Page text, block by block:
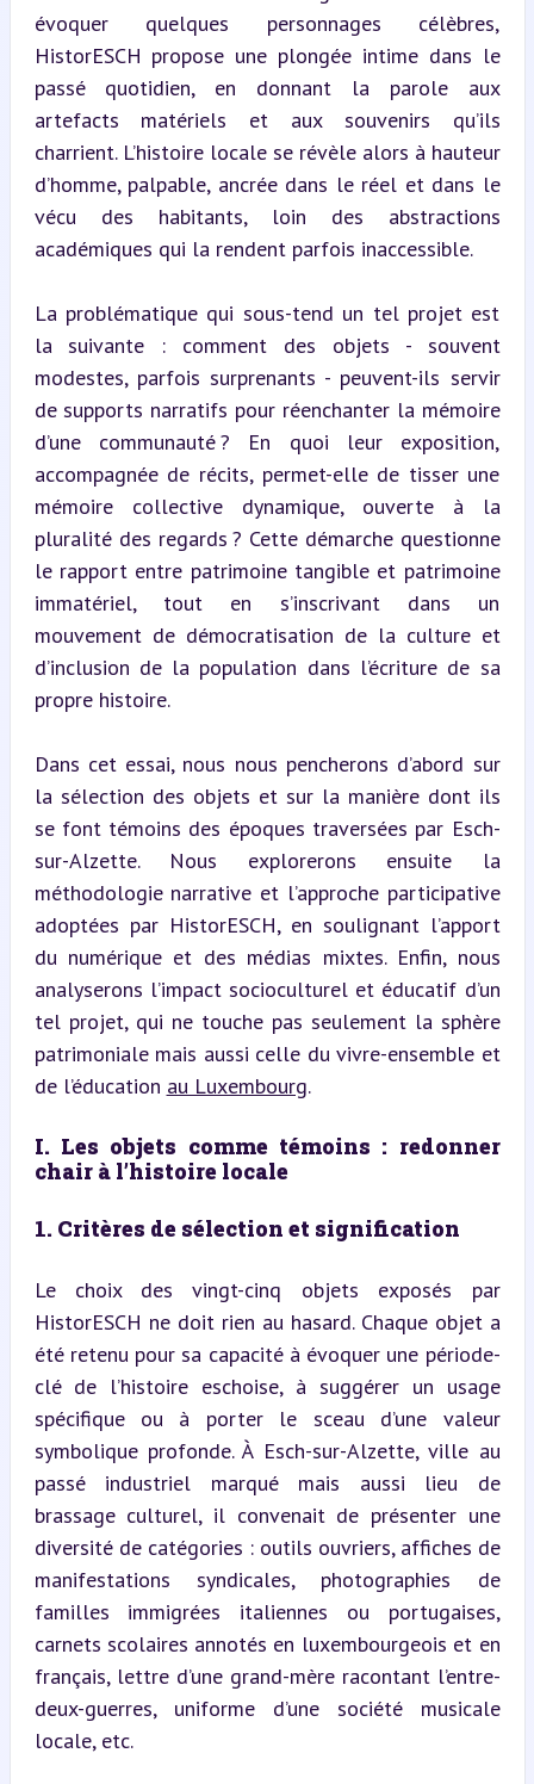
évoquer quelques personnages célèbres,
HistorESCH propose une plongée intime dans le
passé quotidien, en donnant la parole aux
artefacts matériels et aux souvenirs qu’ils
charrient. L’histoire locale se révèle alors à hauteur
d’homme, palpable, ancrée dans le réel et dans le
vécu des habitants, loin des abstractions
académiques qui la rendent parfois inaccessible.
La problématique qui sous-tend un tel projet est
la suivante : comment des objets - souvent
modestes, parfois surprenants - peuvent-ils servir
de supports narratifs pour réenchanter la mémoire
d’une communauté ? En quoi leur exposition,
accompagnée de récits, permet-elle de tisser une
mémoire collective dynamique, ouverte à la
pluralité des regards ? Cette démarche questionne
le rapport entre patrimoine tangible et patrimoine
immatériel, tout en s’inscrivant dans un
mouvement de démocratisation de la culture et
d’inclusion de la population dans l’écriture de sa
propre histoire.
Dans cet essai, nous nous pencherons d’abord sur
la sélection des objets et sur la manière dont ils
se font témoins des époques traversées par Esch-
sur-Alzette. Nous explorerons ensuite la
méthodologie narrative et l’approche participative
adoptées par HistorESCH, en soulignant l’apport
du numérique et des médias mixtes. Enfin, nous
analyserons l’impact socioculturel et éducatif d’un
tel projet, qui ne touche pas seulement la sphère
patrimoniale mais aussi celle du vivre-ensemble et
de l’éducation au Luxembourg.
I. Les objets comme témoins : redonner
chair à l’histoire locale
1. Critères de sélection et signification
Le choix des vingt-cinq objets exposés par
HistorESCH ne doit rien au hasard. Chaque objet a
été retenu pour sa capacité à évoquer une période-
clé de l’histoire eschoise, à suggérer un usage
spécifique ou à porter le sceau d’une valeur
symbolique profonde. À Esch-sur-Alzette, ville au
passé industriel marqué mais aussi lieu de
brassage culturel, il convenait de présenter une
diversité de catégories : outils ouvriers, affiches de
manifestations syndicales, photographies de
familles immigrées italiennes ou portugaises,
carnets scolaires annotés en luxembourgeois et en
français, lettre d’une grand-mère racontant l’entre-
deux-guerres, uniforme d’une société musicale
locale, etc.